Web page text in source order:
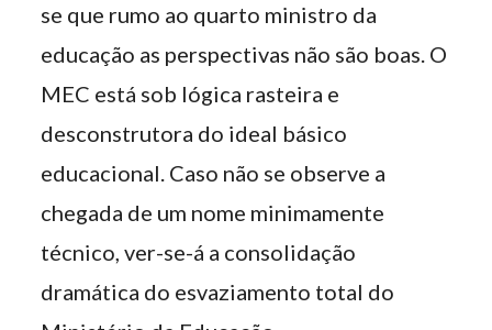
se que rumo ao quarto ministro da
educação as perspectivas não são boas. O
MEC está sob lógica rasteira e
desconstrutora do ideal básico
educacional. Caso não se observe a
chegada de um nome minimamente
técnico, ver-se-á a consolidação
dramática do esvaziamento total do